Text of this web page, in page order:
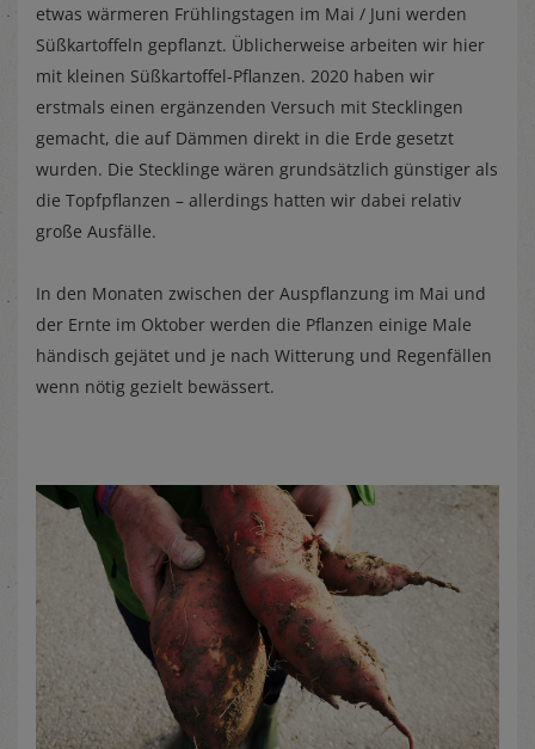
etwas wärmeren Frühlingstagen im Mai / Juni werden
Süßkartoffeln gepflanzt. Üblicherweise arbeiten wir hier
mit kleinen Süßkartoffel-Pflanzen. 2020 haben wir
erstmals einen ergänzenden Versuch mit Stecklingen
gemacht, die auf Dämmen direkt in die Erde gesetzt
wurden. Die Stecklinge wären grundsätzlich günstiger als
die Topfpflanzen – allerdings hatten wir dabei relativ
große Ausfälle.
In den Monaten zwischen der Auspflanzung im Mai und
der Ernte im Oktober werden die Pflanzen einige Male
händisch gejätet und je nach Witterung und Regenfällen
wenn nötig gezielt bewässert.